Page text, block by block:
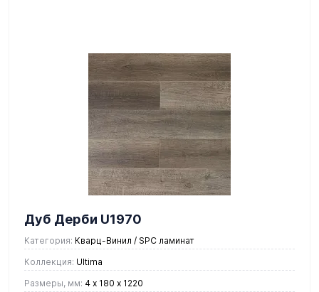
Дуб Дерби U1970
Категория: Кварц-Винил / SPC ламинат
Коллекция: Ultima
Размеры, мм: 4 х 180 х 1220